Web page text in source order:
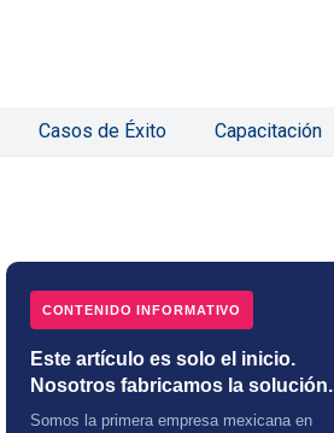
Casos de Éxito Capacitación
CONTENIDO INFORMATIVO
Este artículo es solo el inicio.
Nosotros fabricamos la solución.
Somos la primera empresa mexicana en